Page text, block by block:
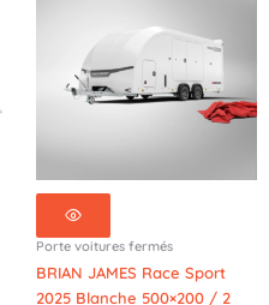
Porte voitures fermés
BRIAN JAMES Race Sport
2025 Blanche 500×200 / 2